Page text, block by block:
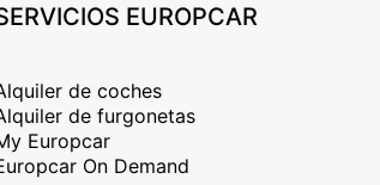
EUROPCAR
de coches
de furgonetas
Europcar
On Demand